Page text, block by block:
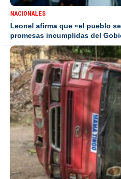
NACIONALES
Leonel afirma que «el pueblo
promesas incumplidas del